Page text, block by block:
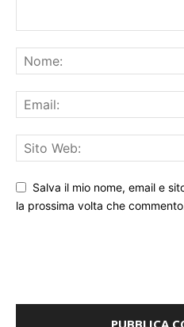
Salva il mio nome, email e
la prossima volta che